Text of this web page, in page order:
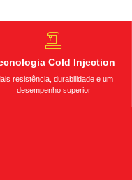
Cold Injection
resistência, durabilidade e um
desempenho superior